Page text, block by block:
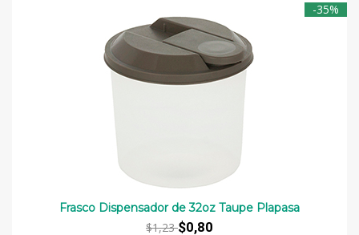
-35%
Frasco Dispensador de 32oz Taupe Plapasa
$1,23$0,80